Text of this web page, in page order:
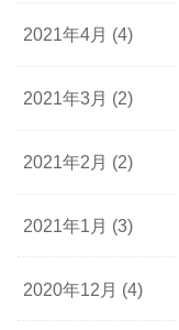
2021年4月 (4)
2021年3月 (2)
2021年2月 (2)
2021年1月 (3)
2020年12月 (4)